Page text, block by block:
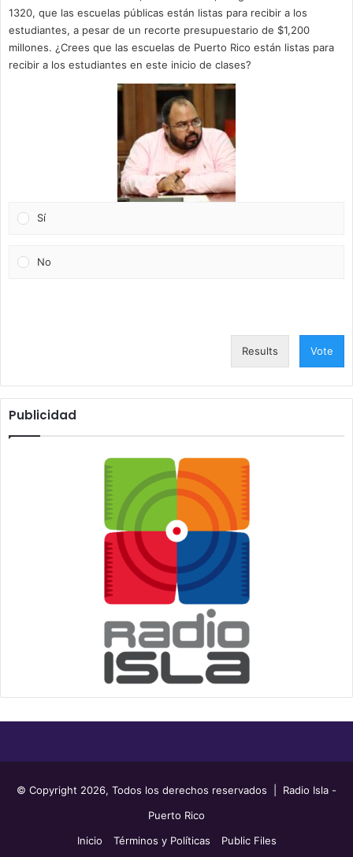
1320, que las escuelas públicas están listas para recibir a los
estudiantes, a pesar de un recorte presupuestario de $1,200
millones. ¿Crees que las escuelas de Puerto Rico están listas para
recibir a los estudiantes en este inicio de clases?
Sí
No
Results Vote
Publicidad
© Copyright 2026, Todos los derechos reservados | Radio Isla -
Puerto Rico
Inicio
Términos y Políticas Public Files